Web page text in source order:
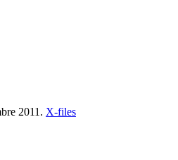
2011. X-files